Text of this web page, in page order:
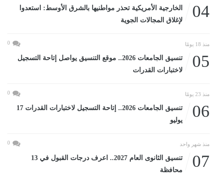
04
الخارجية الأمريكية تحذر مواطنيها بالشرق الأوسط: استعدوا
لإغلاق المجالات الجوية
منذ 18 يومًا 0
05
تنسيق الجامعات 2026.. موقع التنسيق يواصل إتاحة التسجيل
لاختبارات القدرات
منذ 23 يومًا 0
06
تنسيق الجامعات 2026.. إتاحة التسجيل لاختبارات القدرات 17
يوليو
منذ شهر واحد 0
07
تنسيق الثانوى العام 2027.. اعرف درجات القبول في 13
محافظة